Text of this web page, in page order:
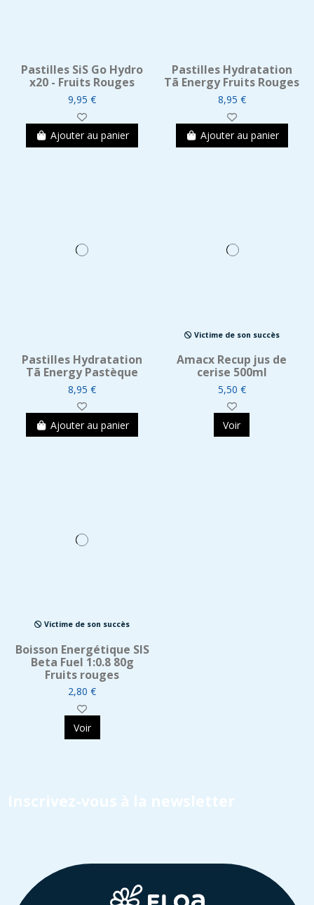
Pastilles SiS Go Hydro
x20 - Fruits Rouges
9,95 €
Ajouter au panier
Pastilles Hydratation
Tã Energy Fruits Rouges
8,95 €
Ajouter au panier
Pastilles Hydratation
Tã Energy Pastèque
8,95 €
Ajouter au panier
Victime de son succès
Amacx Recup jus de
cerise 500ml
5,50 €
Voir
Victime de son succès
Boisson Energétique SIS
Beta Fuel 1:0.8 80g
Fruits rouges
2,80 €
Voir
Inscrivez-vous à la newsletter